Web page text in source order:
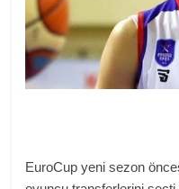
EuroCup yeni sezon